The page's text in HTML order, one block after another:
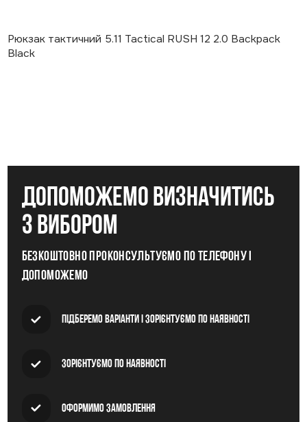
Рюкзак тактичний 5.11 Tactical RUSH 12 2.0 Backpack
Black
допоможемо визначитись
з вибором
Безкоштовно проконсультуємо по телефону і
допоможемо
Підберемо варіанти і зорієнтуємо по наявності
Зорієнтуємо по наявності
Оформимо замовлення